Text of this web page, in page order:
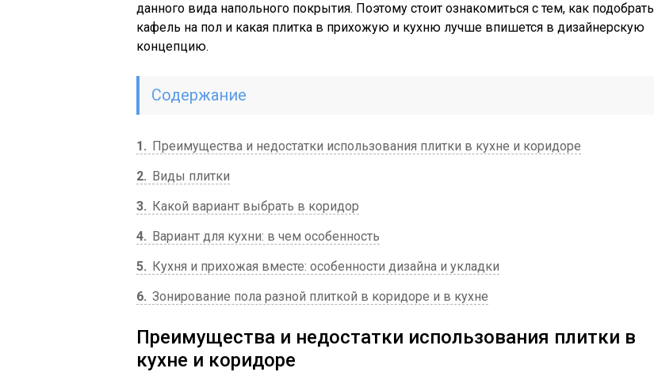
данного вида напольного покрытия. Поэтому стоит ознакомиться с тем, как подобрать
кафель на пол и какая плитка в прихожую и кухню лучше впишется в дизайнерскую
концепцию.
Содержание
1
Преимущества и недостатки использования плитки в кухне и коридоре
2
Виды плитки
3
Какой вариант выбрать в коридор
4
Вариант для кухни: в чем особенность
5
Кухня и прихожая вместе: особенности дизайна и укладки
6 Зонирование пола разной плиткой в коридоре и в кухне
Преимущества и недостатки использования плитки в
кухне и коридоре